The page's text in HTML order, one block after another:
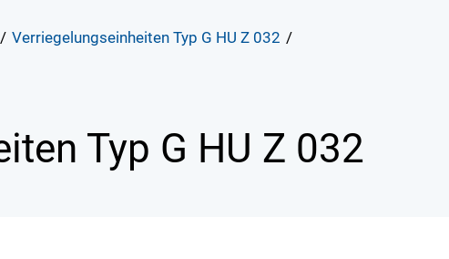
/ Verriegelungseinheiten Typ G HU Z 032 /
Typ G HU Z 032